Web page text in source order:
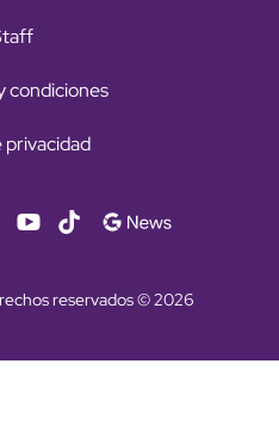
condiciones
privacidad
reservados © 2026